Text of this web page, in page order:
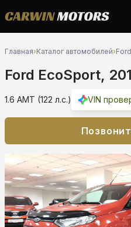
Главная›Каталог автомобилей›Ford
Ford EcoSport,
1.6 AMT (122 л.с.) VIN